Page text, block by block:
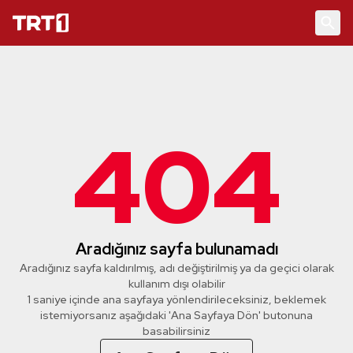
404
Aradığınız sayfa bulunamadı
Aradığınız sayfa kaldırılmış, adı değiştirilmiş ya da geçici olarak
kullanım dışı olabilir
1 saniye içinde ana sayfaya yönlendirileceksiniz, beklemek
istemiyorsanız aşağıdaki 'Ana Sayfaya Dön' butonuna
basabilirsiniz